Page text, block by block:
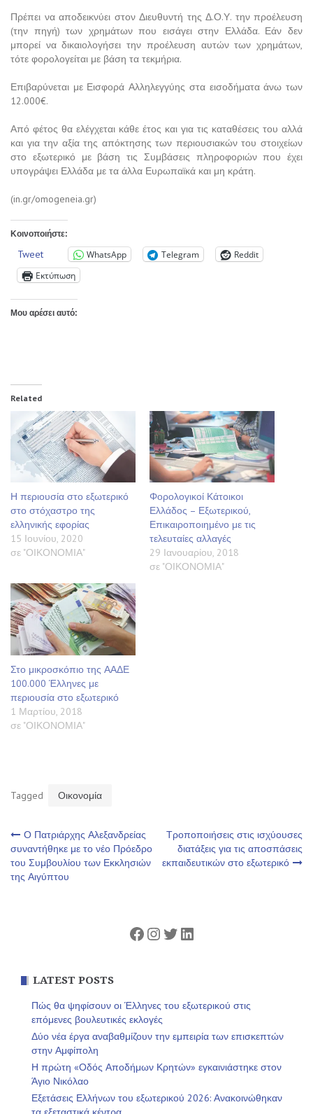
Πρέπει να αποδεικνύει στον Διευθυντή της Δ.Ο.Υ. την προέλευση
(την πηγή) των χρημάτων που εισάγει στην Ελλάδα. Εάν δεν
μπορεί να δικαιολογήσει την προέλευση αυτών των χρημάτων,
τότε φορολογείται με βάση τα τεκμήρια.
Επιβαρύνεται με Εισφορά Αλληλεγγύης στα εισοδήματα άνω των
12.000€.
Από φέτος θα ελέγχεται κάθε έτος και για τις καταθέσεις του αλλά
και για την αξία της απόκτησης των περιουσιακών του στοιχείων
στο εξωτερικό με βάση τις Συμβάσεις πληροφοριών που έχει
υπογράψει Ελλάδα με τα άλλα Ευρωπαϊκά και μη κράτη.
(in.gr/omogeneia.gr)
Κοινοποιήστε:
Tweet WhatsApp Telegram
Reddit
Εκτύπωση
Μου αρέσει αυτό:
Related
Η περιουσία στο εξωτερικό
στο στόχαστρο της
ελληνικής εφορίας
15 Ιουνίου, 2020
σε "ΟΙΚΟΝΟΜΙΑ"
Φορολογικοί Κάτοικοι
Ελλάδος – Εξωτερικού,
Επικαιροποιημένο με τις
τελευταίες αλλαγές
29 Ιανουαρίου, 2018
σε "ΟΙΚΟΝΟΜΙΑ"
Στο μικροσκόπιο της ΑΑΔΕ
100.000 Έλληνες με
περιουσία στο εξωτερικό
1 Μαρτίου, 2018
σε "ΟΙΚΟΝΟΜΙΑ"
Tagged Οικονομία
Πλοήγηση
άρθρων
Ο Πατριάρχης Αλεξανδρείας
συναντήθηκε με το νέο Πρόεδρο
του Συμβουλίου των Εκκλησιών
της Αιγύπτου
Τροποποιήσεις στις ισχύουσες
διατάξεις για τις αποσπάσεις
εκπαιδευτικών στο εξωτερικό
Facebook
Instagram
Twitter
Linkedin
LATEST POSTS
Πώς θα ψηφίσουν οι Έλληνες του εξωτερικού στις
επόμενες βουλευτικές εκλογές
Δύο νέα έργα αναβαθμίζουν την εμπειρία των επισκεπτών
στην Αμφίπολη
Η πρώτη «Οδός Αποδήμων Κρητών» εγκαινιάστηκε στον
Άγιο Νικόλαο
Εξετάσεις Ελλήνων του εξωτερικού 2026: Ανακοινώθηκαν